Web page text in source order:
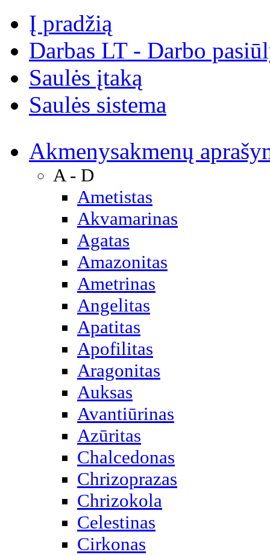
Į pradžią
Darbas LT - Darbo
Saulės įtaką
Saulės sistema
Akmenysakmenų
A - D
Ametistas
Akvamarinas
Agatas
Amazonitas
Ametrinas
Angelitas
Apatitas
Apofilitas
Aragonitas
Auksas
Avantiūrinas
Azūritas
Chalcedonas
Chrizoprazas
Chrizokola
Celestinas
Cirkonas